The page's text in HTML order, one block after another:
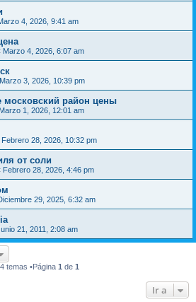
4, 2026, 9:41 am
Marzo 4, 2026, 6:07 am
Marzo 3, 2026, 10:39 pm
московский район цены
Marzo 1, 2026, 12:01 am
Febrero 28, 2026, 10:32 pm
от соли
Febrero 28, 2026, 4:46 pm
29, 2025, 6:32 am
21, 2011, 2:08 am
temas •Página 1 de 1
Ir a